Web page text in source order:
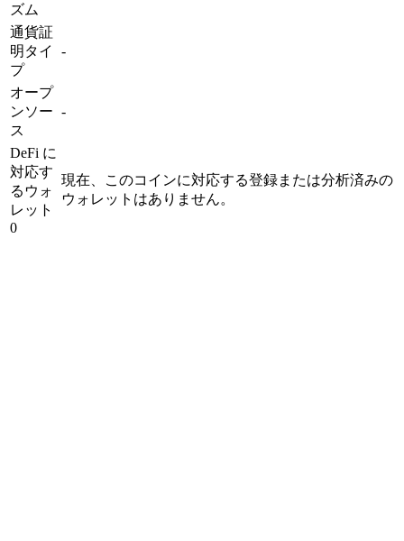
ズム
通貨証
明タイ
プ
-
オープ
ンソー
ス
-
DeFi に
対応す
るウォ
レット
0
現在、このコインに対応する登録または分析済みの
ウォレットはありません。